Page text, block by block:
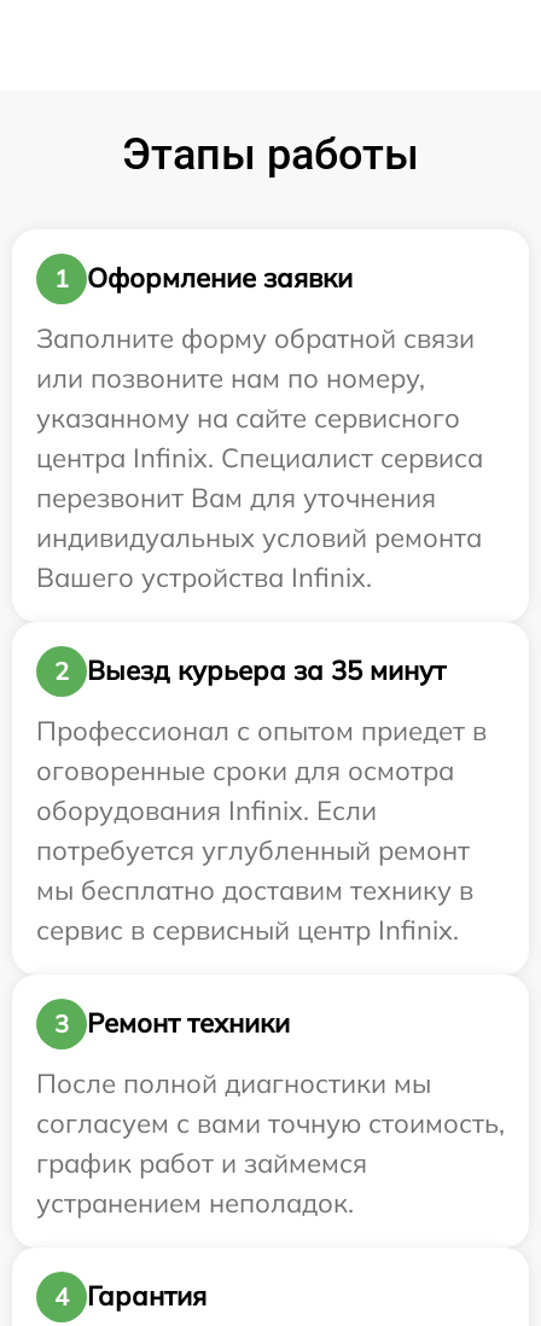
Этапы работы
1
Оформление заявки
Заполните форму обратной связи
или позвоните нам по номеру,
указанному на сайте сервисного
центра Infinix. Специалист сервиса
перезвонит Вам для уточнения
индивидуальных условий ремонта
Вашего устройства Infinix.
2
Выезд курьера за 35 минут
Профессионал с опытом приедет в
оговоренные сроки для осмотра
оборудования Infinix. Если
потребуется углубленный ремонт
мы бесплатно доставим технику в
сервис в сервисный центр Infinix.
3
Ремонт техники
После полной диагностики мы
согласуем с вами точную стоимость,
график работ и займемся
устранением неполадок.
4 Гарантия